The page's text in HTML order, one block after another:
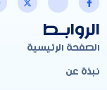
الروابـط
الصفحة الرئيسية
نبذة عن